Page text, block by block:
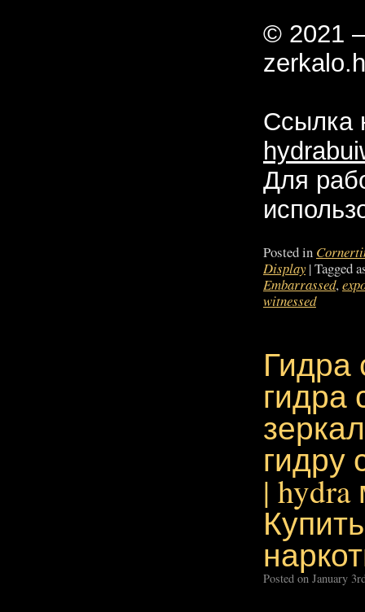
© 2021
Ссылка
Для
Posted in
Display |Tagged
Embarrassed,
witnessed
гидра
гидру
| hydra
Posted on January